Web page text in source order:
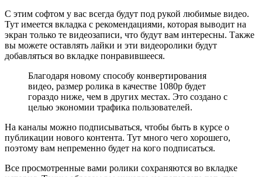
С этим софтом у вас всегда будут под рукой любимые видео.
Тут имеется вкладка с рекомендациями, которая выводит на
экран только те видеозаписи, что будут вам интересны. Также
вы можете оставлять лайки и эти видеоролики будут
добавляться во вкладке понравившееся.
Благодаря новому способу конвертирования
видео, размер ролика в качестве 1080р будет
гораздо ниже, чем в других местах. Это создано с
целью экономии трафика пользователей.
На каналы можно подписываться, чтобы быть в курсе о
публикации нового контента. Тут много чего хорошего,
поэтому вам непременно будет на кого подписаться.
Все просмотренные вами ролики сохраняются во вкладке